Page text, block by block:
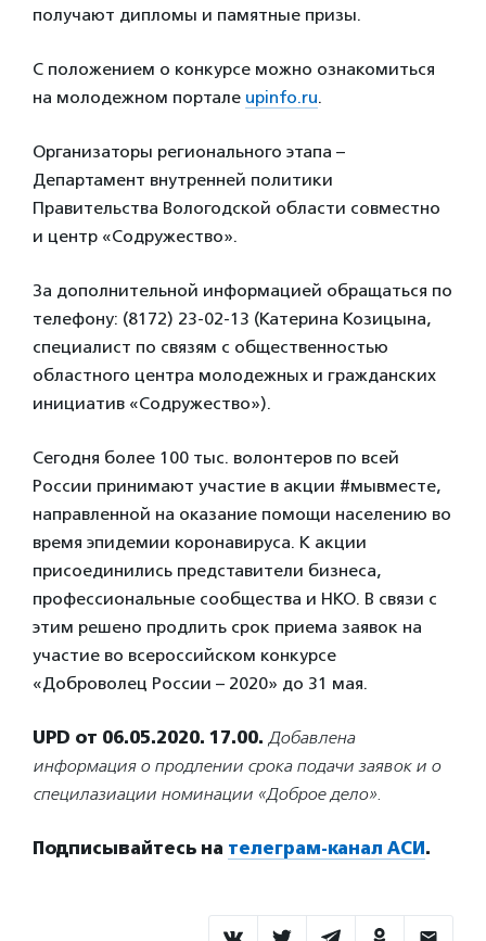
получают дипломы и памятные призы.
С положением о конкурсе можно ознакомиться
на молодежном портале upinfo.ru.
Организаторы регионального этапа –
Департамент внутренней политики
Правительства Вологодской области совместно
и центр «Содружество».
За дополнительной информацией обращаться по
телефону: (8172) 23-02-13 (Катерина Козицына,
специалист по связям с общественностью
областного центра молодежных и гражданских
инициатив «Содружество»).
Сегодня более 100 тыс. волонтеров по всей
России принимают участие в акции #мывместе,
направленной на оказание помощи населению во
время эпидемии коронавируса. К акции
присоединились представители бизнеса,
профессиональные сообщества и НКО. В связи с
этим решено продлить срок приема заявок на
участие во всероссийском конкурсе
«Доброволец России – 2020» до 31 мая.
UPD от 06.05.2020. 17.00. Добавлена
информация о продлении срока подачи заявок и о
специлазиации номинации «Доброе дело».
Подписывайтесь на телеграм-канал АСИ.